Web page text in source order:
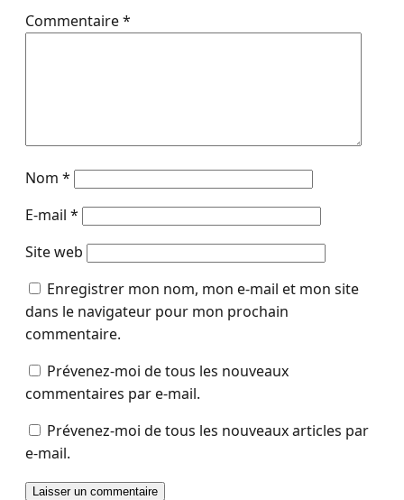
Commentaire*
Nom *
E-mail *
Site web
Enregistrer mon nom, mon e-mail et mon site
dans le navigateur pour mon prochain
commentaire.
Prévenez-moi de tous les nouveaux
commentaires par e-mail.
Prévenez-moi de tous les nouveaux articles par
e-mail.